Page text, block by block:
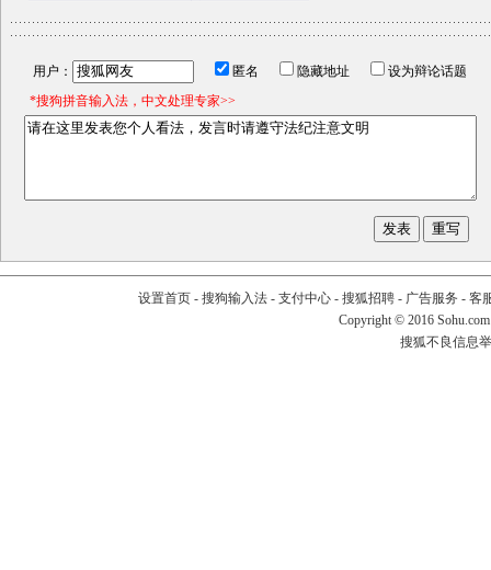
用户： 匿名 隐藏地址
设为辩论话题
*搜狗拼音输入法，中文处理专家>>
设置首页- 搜狗输入法- 支付中心- 搜狐招聘- 广告服务 - 客
Copyright © 2016
搜狐不良信息